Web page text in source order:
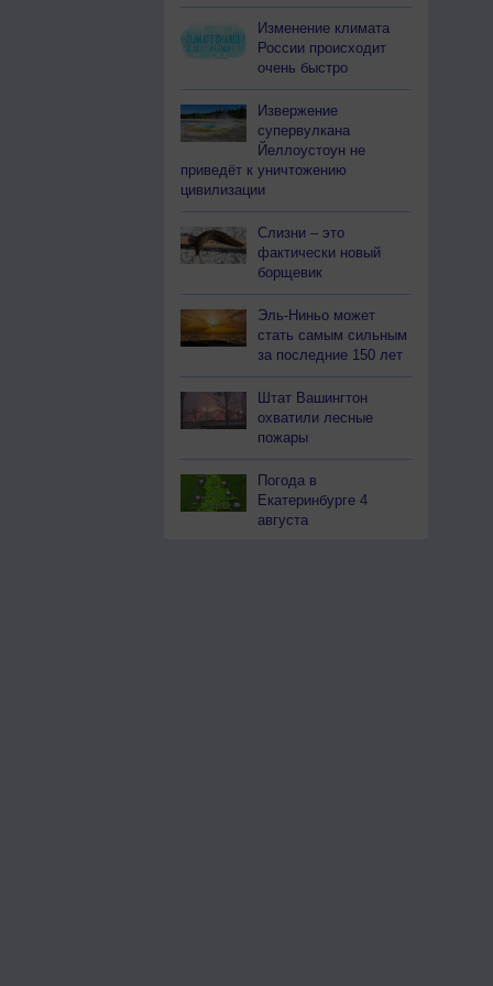
Изменение климата
России происходит
очень быстро
Извержение
супервулкана
Йеллоустоун не
приведёт к уничтожению
цивилизации
Слизни – это
фактически новый
борщевик
Эль-Ниньо может
стать самым сильным
за последние 150 лет
Штат Вашингтон
охватили лесные
пожары
Погода в
Екатеринбурге 4
августа